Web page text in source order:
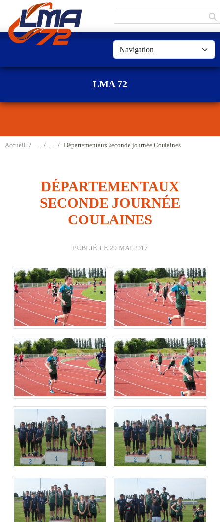
LMA 72
Accueil Départementaux seconde journée Coulaines
DÉPARTEMENTAUX
SECONDE JOURNÉE
COULAINES
PUBLIÉ LE 29 MAI 2017
Panneau de gestion des cookies